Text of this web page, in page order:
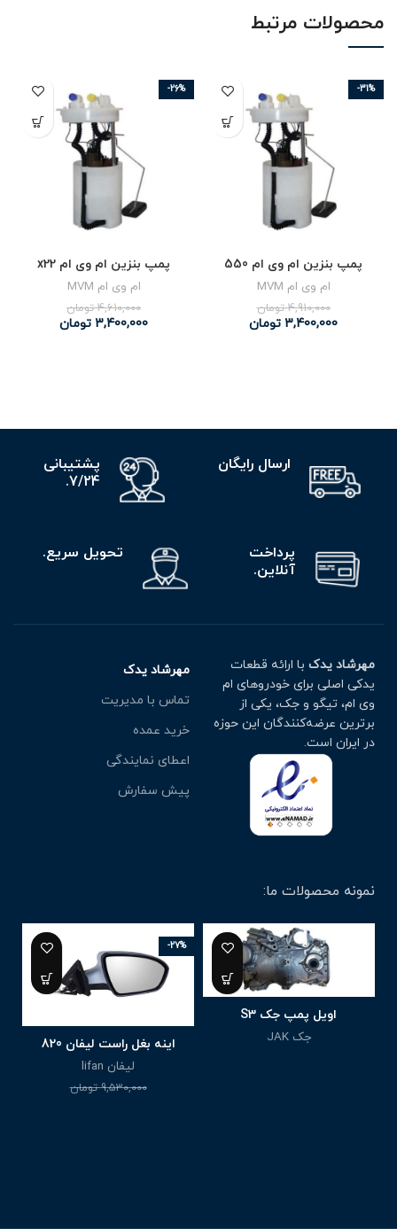
محصولات مرتبط
-31%
پمپ بنزین ام وی ام 550
ام وی ام MVM
4,910,000 تومان
3,400,000 تومان
-26%
پمپ بنزین ام وی ام x22
ام وی ام MVM
4,610,000 تومان
3,400,000 تومان
ارسال رایگان
پشتیبانی
7/24.
پرداخت
آنلاین.
تحویل سریع.
مهرشاد یدک با ارائه قطعات
یدکی اصلی برای خودروهای ام
وی ام، تیگو و جک، یکی از
برترین عرضه‌کنندگان این حوزه
در ایران است.
مهرشاد یدک
تماس با مدیریت
خرید عمده
اعطای نمایندگی
پیش سفارش
نمونه محصولات ما:
اویل پمپ جک S3
جک JAK
-27%
اینه بغل راست لیفان 820
لیفان lifan
9,530,000 تومان